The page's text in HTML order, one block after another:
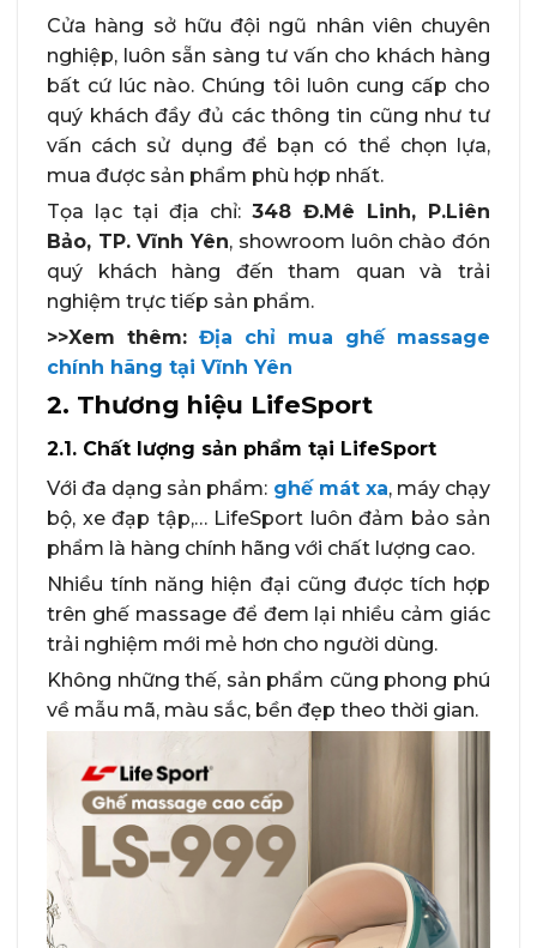
Cửa hàng sở hữu đội ngũ nhân viên chuyên
nghiệp, luôn sẵn sàng tư vấn cho khách hàng
bất cứ lúc nào. Chúng tôi luôn cung cấp cho
quý khách đầy đủ các thông tin cũng như tư
vấn cách sử dụng để bạn có thể chọn lựa,
mua được sản phẩm phù hợp nhất.
Tọa lạc tại địa chỉ: 348 Đ.Mê Linh, P.Liên
Bảo, TP. Vĩnh Yên, showroom luôn chào đón
quý khách hàng đến tham quan và trải
nghiệm trực tiếp sản phẩm.
>>Xem thêm: Địa chỉ mua ghế massage
chính hãng tại Vĩnh Yên
2. Thương hiệu LifeSport
2.1. Chất lượng sản phẩm tại LifeSport
Với đa dạng sản phẩm: ghế mát xa, máy chạy
bộ, xe đạp tập,… LifeSport luôn đảm bảo sản
phẩm là hàng chính hãng với chất lượng cao.
Nhiều tính năng hiện đại cũng được tích hợp
trên ghế massage để đem lại nhiều cảm giác
trải nghiệm mới mẻ hơn cho người dùng.
Không những thế, sản phẩm cũng phong phú
về mẫu mã, màu sắc, bền đẹp theo thời gian.